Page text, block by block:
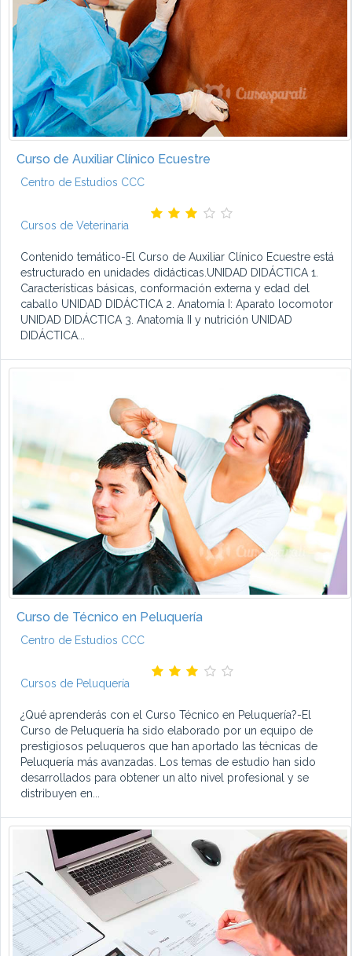
Curso de Auxiliar Clínico Ecuestre
Centro de Estudios CCC
Cursos de Veterinaria
Contenido temático-El Curso de Auxiliar Clínico Ecuestre está
estructurado en unidades didácticas.UNIDAD DIDÁCTICA 1.
Características básicas, conformación externa y edad del
caballo UNIDAD DIDÁCTICA 2. Anatomía I: Aparato locomotor
UNIDAD DIDÁCTICA 3. Anatomía II y nutrición UNIDAD
DIDÁCTICA...
Curso de Técnico en Peluquería
Centro de Estudios CCC
Cursos de Peluquería
¿Qué aprenderás con el Curso Técnico en Peluquería?-El
Curso de Peluquería ha sido elaborado por un equipo de
prestigiosos peluqueros que han aportado las técnicas de
Peluquería más avanzadas. Los temas de estudio han sido
desarrollados para obtener un alto nivel profesional y se
distribuyen en...